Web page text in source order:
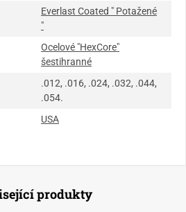
Everlast Coated " Potažené
"
Ocelové "HexCore"
šestihranné
.012, .016, .024, .032, .044,
.054.
USA
produkty